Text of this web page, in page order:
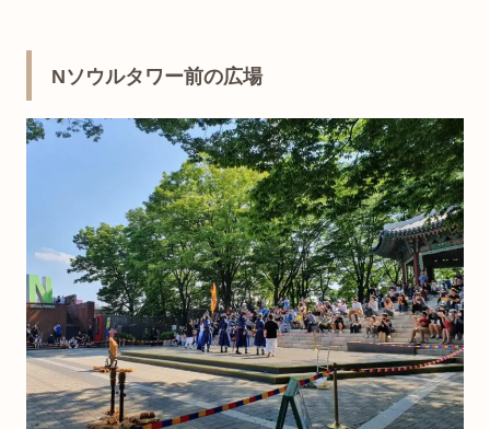
Nソウルタワー前の広場